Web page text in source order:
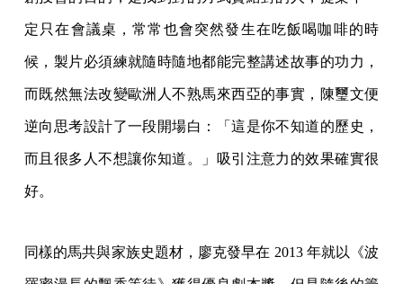
定只在會議桌，常常也會突然發生在吃飯喝咖啡的時
候，製片必須練就隨時隨地都能完整講述故事的功力，
而既然無法改變歐洲人不熟馬來西亞的事實，陳璽文便
逆向思考設計了一段開場白：「這是你不知道的歷史，
而且很多人不想讓你知道。」吸引注意力的效果確實很
好。
同樣的馬共與家族史題材，廖克發早在 2013 年就以《波